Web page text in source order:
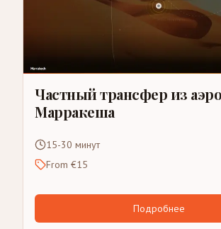
Частный трансфер из
Марракеша
15-30 минут
From €15
Подробнее